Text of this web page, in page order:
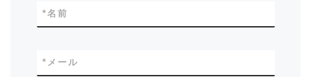
名前
*
メール
*